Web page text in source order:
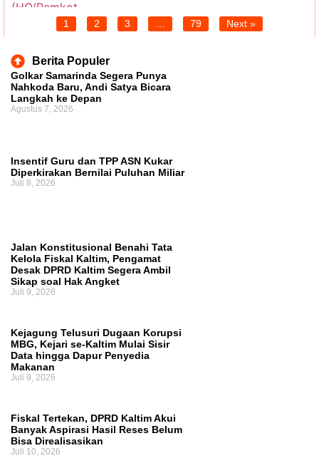
1 2 3 79 Next »
Berita Populer
Golkar Samarinda Segera Punya
Nahkoda Baru, Andi Satya Bicara
Langkah ke Depan
Agustus 7, 2026
Insentif Guru dan TPP ASN Kukar
Diperkirakan Bernilai Puluhan Miliar
Juli 8, 2026
Jalan Konstitusional Benahi Tata
Kelola Fiskal Kaltim, Pengamat
Desak DPRD Kaltim Segera Ambil
Sikap soal Hak Angket
Juli 9, 2026
Kejagung Telusuri Dugaan Korupsi
MBG, Kejari se-Kaltim Mulai Sisir
Data hingga Dapur Penyedia
Makanan
Juli 9, 2026
Fiskal Tertekan, DPRD Kaltim Akui
Banyak Aspirasi Hasil Reses Belum
Bisa Direalisasikan
Juli 10, 2026